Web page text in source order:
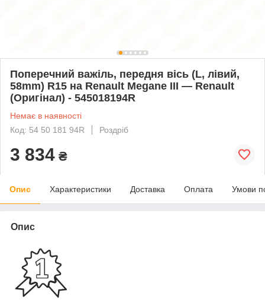
Поперечний важіль, передня вісь (L, лівий,
58mm) R15 на Renault Megane III — Renault
(Оригінал) - 545018194R
Немає в наявності
Код: 54 50 181 94R
Роздріб
3 834 ₴
Опис Характеристики Доставка Оплата Умови
Опис